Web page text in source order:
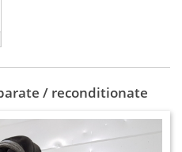
/ reconditionate